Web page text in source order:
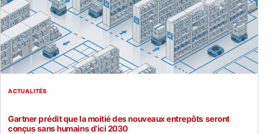
ACTUALITÉS
Gartner prédit que la moitié des nouveaux entrepôts seront
conçus sans humains d’ici 2030